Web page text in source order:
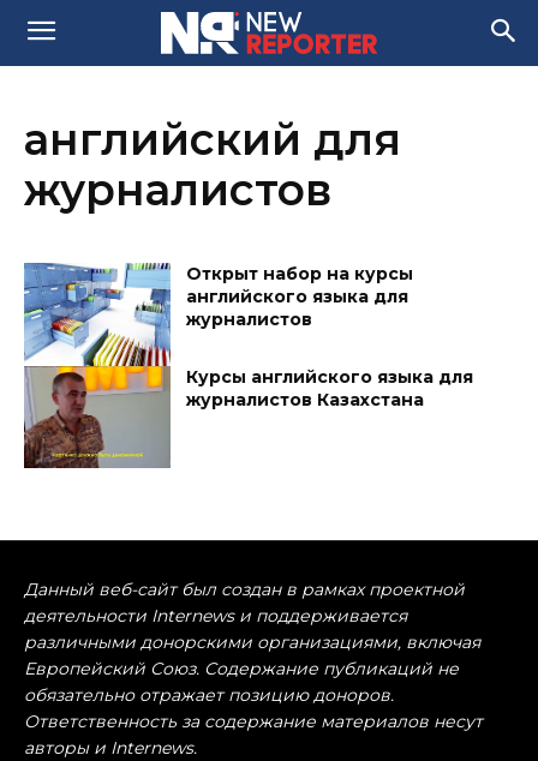
английский для
журналистов
Открыт набор на курсы
английского языка для
журналистов
Курсы английского языка для
журналистов Казахстана
Данный веб-сайт был создан в рамках проектной
деятельности Internews и поддерживается
различными донорскими организациями, включая
Европейский Союз. Содержание публикаций не
обязательно отражает позицию доноров.
Ответственность за содержание материалов несут
авторы и Internews.